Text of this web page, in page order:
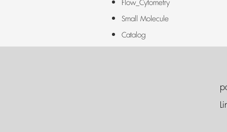
Flow_Cytometry
Small Molecule
Catalog